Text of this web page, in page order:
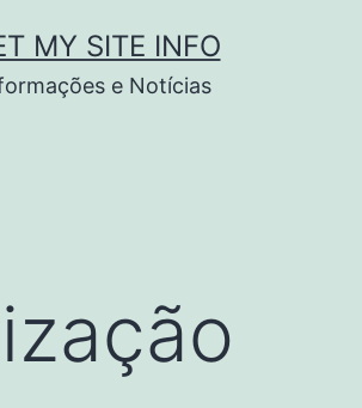
MY SITE INFO
e Notícias